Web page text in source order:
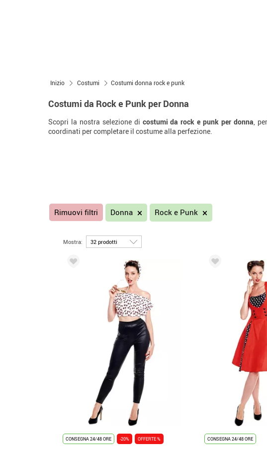
Inizio Costumi Costumi donna rock e punk
Costumi da Rock e Punk per Donna
Scopri la nostra selezione di costumi da rock e punk per donna,
coordinati per completare il costume alla perfezione.
Rimuovi filtri Donna Rock e Punk
Mostra:
CONSEGNA 24/48 ORE -20% OFFERTE % CONSEGNA 24/48 ORE